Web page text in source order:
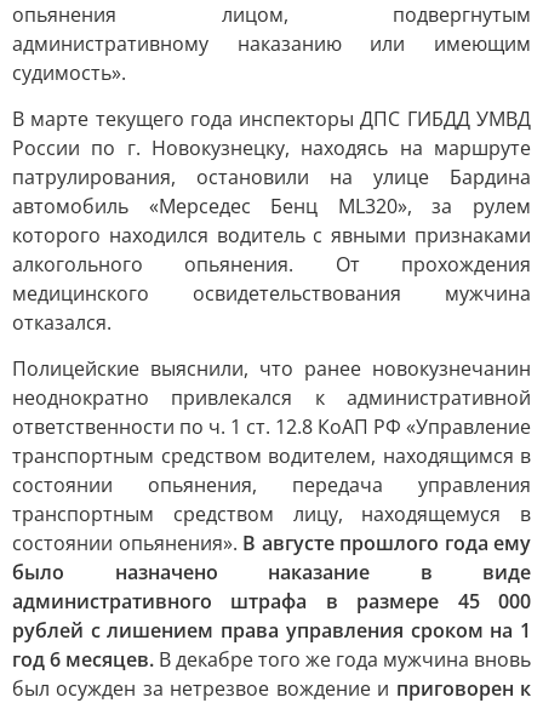
опьянения лицом, подвергнутым
административному наказанию или имеющим
судимость».
В марте текущего года инспекторы ДПС ГИБДД УМВД
России по г. Новокузнецку, находясь на маршруте
патрулирования, остановили на улице Бардина
автомобиль «Мерседес Бенц ML320», за рулем
которого находился водитель с явными признаками
алкогольного опьянения. От прохождения
медицинского освидетельствования мужчина
отказался.
Полицейские выяснили, что ранее новокузнечанин
неоднократно привлекался к административной
ответственности по ч. 1 ст. 12.8 КоАП РФ «Управление
транспортным средством водителем, находящимся в
состоянии опьянения, передача управления
транспортным средством лицу, находящемуся в
состоянии опьянения». В августе прошлого года ему
было назначено наказание в виде
административного штрафа в размере 45 000
рублей с лишением права управления сроком на 1
год 6 месяцев. В декабре того же года мужчина вновь
был осужден за нетрезвое вождение и приговорен к